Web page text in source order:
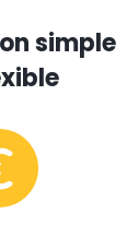
simple